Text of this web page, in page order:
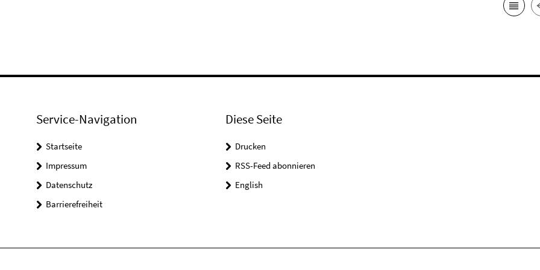
Service-Navigation
Startseite
Impressum
Datenschutz
Barrierefreiheit
Diese Seite
Drucken
RSS-Feed abonnieren
English